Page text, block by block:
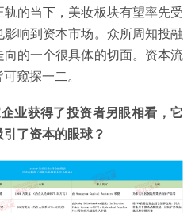
的当下，美妆板块有望率先受
响到资本市场。众所周知投融
的一个很具体的切面。资本流
窥探一二。
业获得了投资者另眼相看，它
了资本的眼球？